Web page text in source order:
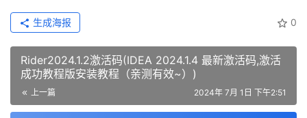
0
生成海报
Rider2024.1.2激活码(IDEA 2024.1.4 最新激活码,激活
成功教程版安装教程（亲测有效~）)
上一篇 2024年 7月 1日 下午2:51